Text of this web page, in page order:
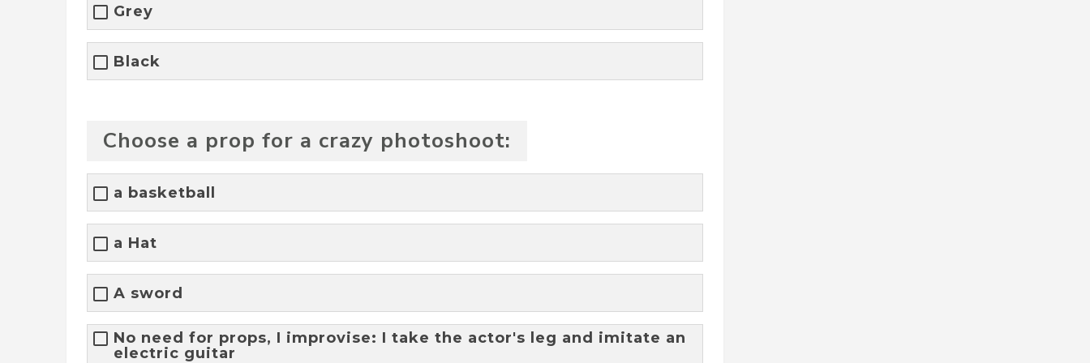
Grey
Black
Choose a prop for a crazy photoshoot:
a basketball
a Hat
A sword
No need for props, I improvise: I take the actor's leg and imitate an
electric guitar